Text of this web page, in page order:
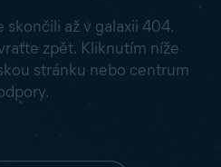
skončili až v galaxii 404.
zpět. Kliknutím níže
stránku nebo centrum